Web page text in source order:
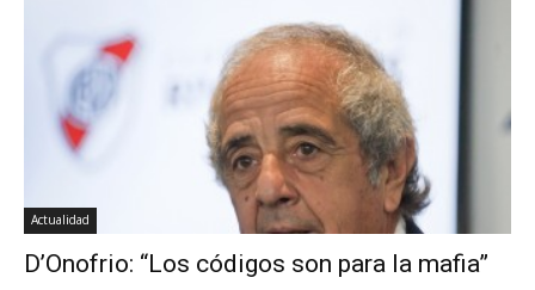
Actualidad
D’Onofrio: “Los códigos son para la mafia”